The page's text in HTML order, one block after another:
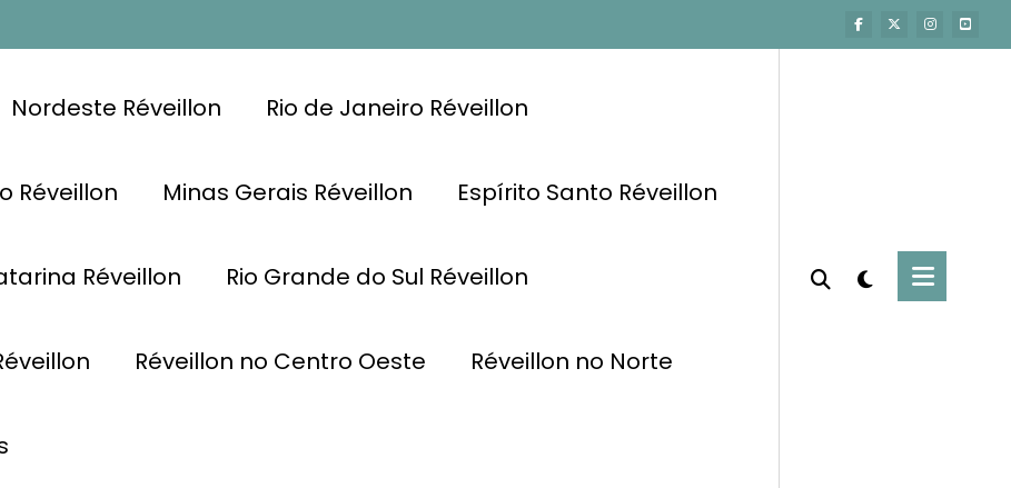
Nordeste Réveillon Rio de Janeiro Réveillon
Réveillon Minas Gerais Réveillon Espírito Santo Réveillon
Réveillon Rio Grande do Sul Réveillon
Réveillon no Centro Oeste Réveillon no Norte